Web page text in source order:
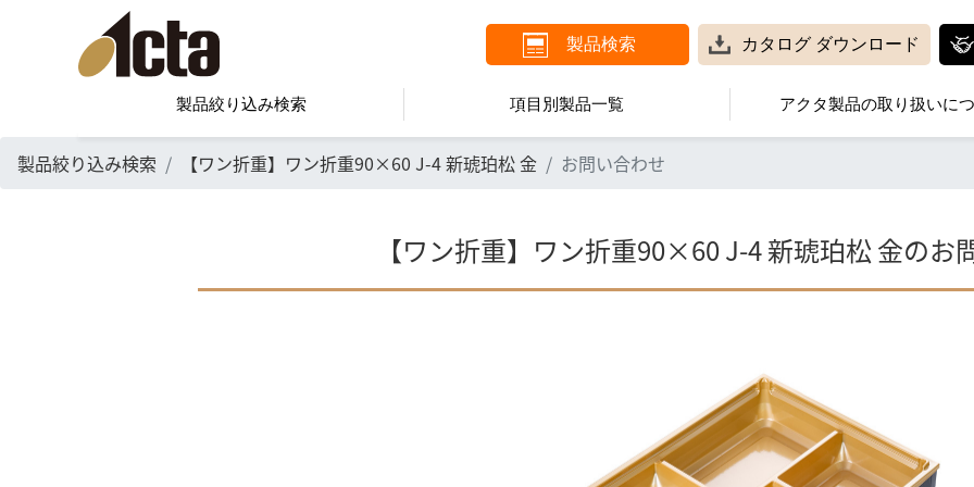
製品検索 カタログ ダウンロード
製品絞り込み検索 項目別製品一覧 アクタ製品の取り扱いに
製品絞り込み検索 【ワン折重】ワン折重90×60 J-4 新琥珀松 金 お問い合わせ
【ワン折重】ワン折重90×60 J-4 新琥珀松 金のお